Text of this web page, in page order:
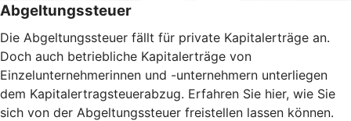
Abgeltungssteuer
Die Abgeltungssteuer fällt für private Kapitalerträge an.
Doch auch betriebliche Kapitalerträge von
Einzelunternehmerinnen und -unternehmern unterliegen
dem Kapitalertragsteuerabzug. Erfahren Sie hier, wie Sie
sich von der Abgeltungssteuer freistellen lassen können.